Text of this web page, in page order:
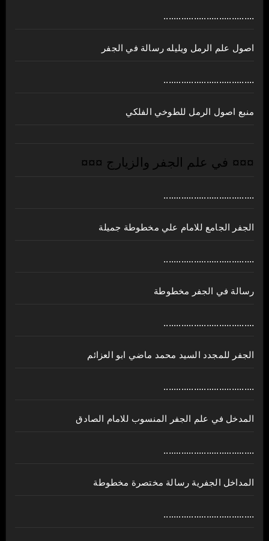
....................................
اصول علم الرمل ويليله رسالة في الجفر
....................................
منبع اصول الرمل للطوخي الفلكي
¤¤¤ في علم الجفر والزيارج ¤¤¤
....................................
الجفر الجامع للامام علي مخطوطة جميلة
....................................
رسالة في الجفر مخطوطة
....................................
الجفر للمجدد السيد محمد ماضي ابو العزائم
....................................
المدخل في علم الجفر المنسوب للامام الصادق
....................................
المداخل الجفرية رسالة مختصرة مخطوطة
....................................